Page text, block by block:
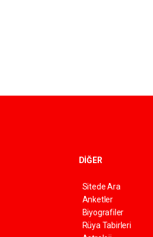
DİĞER
Sitede Ara
Anketler
Biyografiler
Rüya Tabirleri